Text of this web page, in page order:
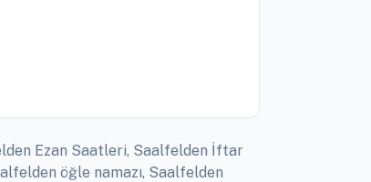
Ezan Saatleri, Saalfelden İftar
öğle namazı, Saalfelden